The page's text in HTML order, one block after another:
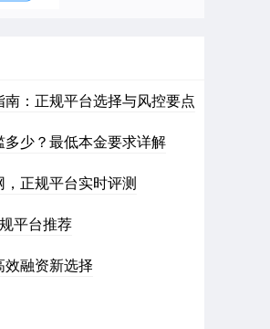
：正规平台选择与风控要点
多少？最低本金要求详解
正规平台实时评测
平台推荐
融资新选择